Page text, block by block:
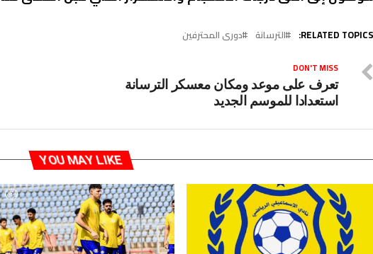
RELATED TOPICS: الترسانة دورى المحترفين
DON'T MISS
تعرف على موعد ومكان معسكر الترسانة
استعدادا للموسم الجديد
YOU MAY LIKE